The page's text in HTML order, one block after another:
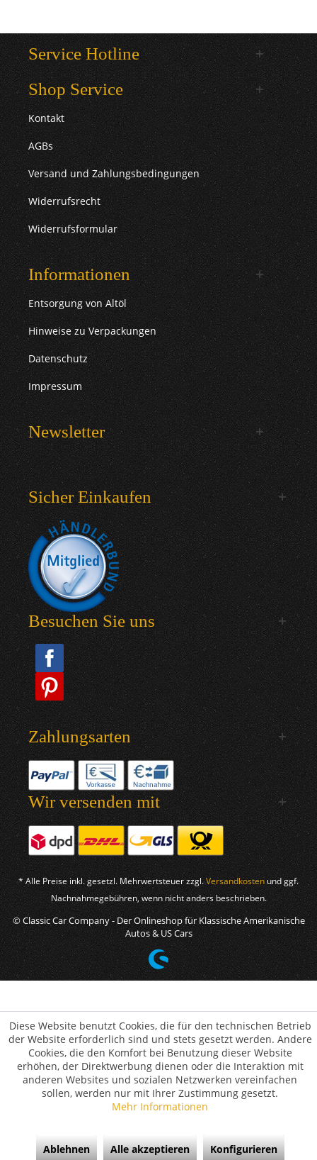
Service Hotline
Shop Service
Kontakt
AGBs
Versand und Zahlungsbedingungen
Widerrufsrecht
Widerrufsformular
Informationen
Entsorgung von Altöl
Hinweise zu Verpackungen
Datenschutz
Impressum
Newsletter
Sicher Einkaufen
Besuchen Sie uns
Zahlungsarten
Wir versenden mit
* Alle Preise inkl. gesetzl. Mehrwertsteuer zzgl.Versandkosten und ggf.
Nachnahmegebühren, wenn nicht anders beschrieben.
© Classic Car Company - Der Onlineshop für Klassische Amerikanische
Autos & US Cars
Diese Website benutzt Cookies, die für den technischen Betrieb
der Website erforderlich sind und stets gesetzt werden. Andere
Cookies, die den Komfort bei Benutzung dieser Website
erhöhen, der Direktwerbung dienen oder die Interaktion mit
anderen Websites und sozialen Netzwerken vereinfachen
sollen, werden nur mit Ihrer Zustimmung gesetzt.
Mehr Informationen
Ablehnen Alle akzeptieren Konfigurieren